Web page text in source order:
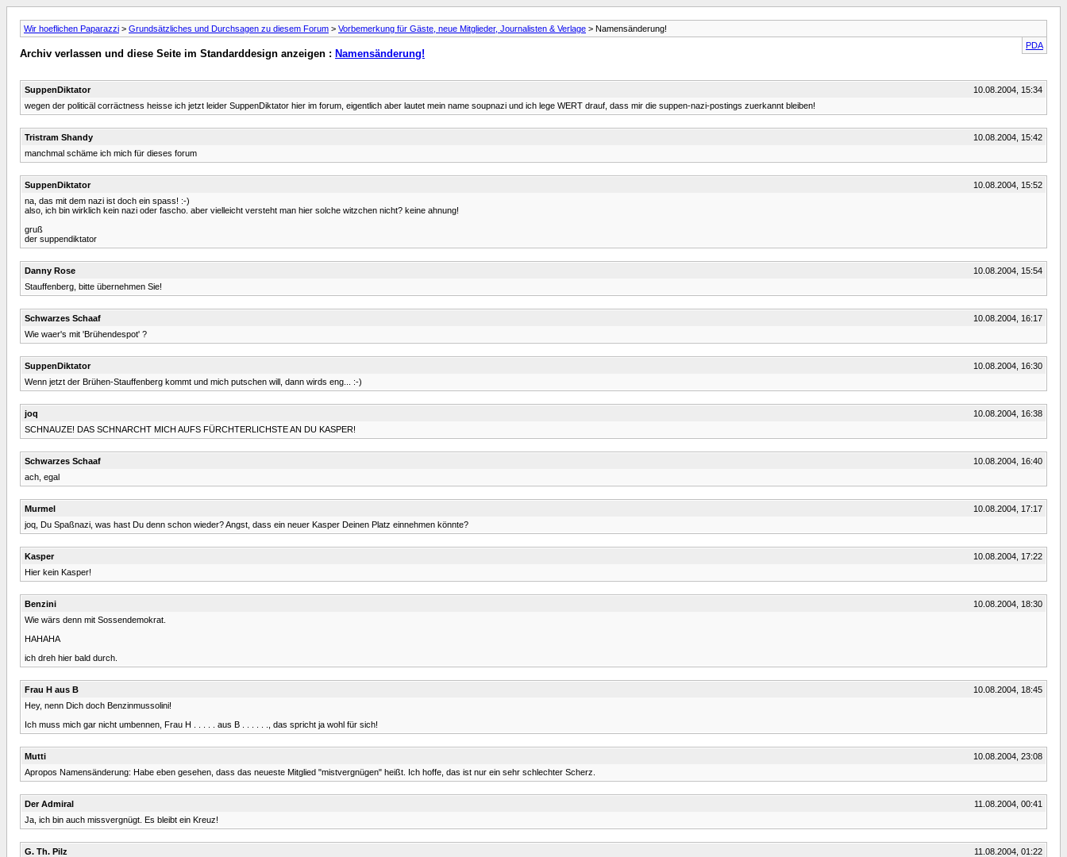
Wir hoeflichen Paparazzi > Grundsätzliches und Durchsagen zu diesem Forum > Vorbemerkung für Gäste, neue Mitglieder, Journalisten & Verlage > Namensänderung!
PDA
Archiv verlassen und diese Seite im Standarddesign anzeigen : Namensänderung!
SuppenDiktator
10.08.2004, 15:34
wegen der politicäl corräctness heisse ich jetzt leider SuppenDiktator hier im forum, eigentlich aber lautet mein name soupnazi und ich lege WERT drauf, dass mir die suppen-nazi-postings zuerkannt bleiben!
Tristram Shandy
10.08.2004, 15:42
manchmal schäme ich mich für dieses forum
SuppenDiktator
10.08.2004, 15:52
na, das mit dem nazi ist doch ein spass! :-)
also, ich bin wirklich kein nazi oder fascho. aber vielleicht versteht man hier solche witzchen nicht? keine ahnung!
gruß
der suppendiktator
Danny Rose
10.08.2004, 15:54
Stauffenberg, bitte übernehmen Sie!
Schwarzes Schaaf
10.08.2004, 16:17
Wie waer's mit 'Brühendespot' ?
SuppenDiktator
10.08.2004, 16:30
Wenn jetzt der Brühen-Stauffenberg kommt und mich putschen will, dann wirds eng... :-)
joq
10.08.2004, 16:38
SCHNAUZE! DAS SCHNARCHT MICH AUFS FÜRCHTERLICHSTE AN DU KASPER!
Schwarzes Schaaf
10.08.2004, 16:40
ach, egal
Murmel
10.08.2004, 17:17
joq, Du Spaßnazi, was hast Du denn schon wieder? Angst, dass ein neuer Kasper Deinen Platz einnehmen könnte?
Kasper
10.08.2004, 17:22
Hier kein Kasper!
Benzini
10.08.2004, 18:30
Wie wärs denn mit Sossendemokrat.
HAHAHA
ich dreh hier bald durch.
Frau H aus B
10.08.2004, 18:45
Hey, nenn Dich doch Benzinmussolini!
Ich muss mich gar nicht umbennen, Frau H . . . . . aus B . . . . . ., das spricht ja wohl für sich!
Mutti
10.08.2004, 23:08
Apropos Namensänderung: Habe eben gesehen, dass das neueste Mitglied "mistvergnügen" heißt. Ich hoffe, das ist nur ein sehr schlechter Scherz.
Der Admiral
11.08.2004, 00:41
Ja, ich bin auch missvergnügt. Es bleibt ein Kreuz!
G. Th. Pilz
11.08.2004, 01:22